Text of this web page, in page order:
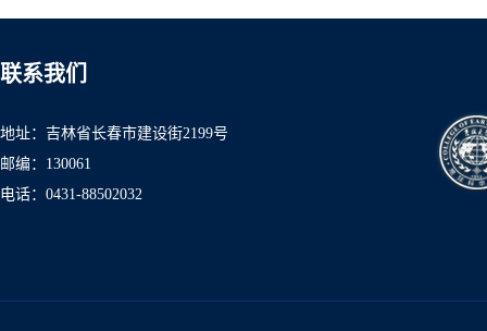
联系我们
地址：吉林省长春市建设街2199号
邮编：130061
电话：0431-88502032